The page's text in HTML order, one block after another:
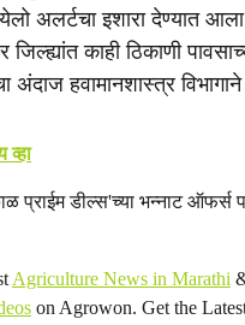
अलर्टचा इशारा देण्यात
जिल्ह्यांत काही ठिकाणी
अंदाज हवामानशास्त्र
व्हा
प्राईम डील्स'च्या भन्नाट ऑफर्स
Agriculture News in Marathi
on Agrowon. Get the